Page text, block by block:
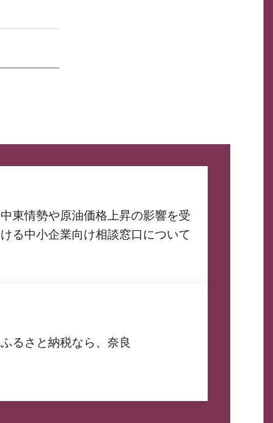
中東情勢や原油価格上昇の影響を受
ける中小企業向け相談窓口について
ふるさと納税なら、奈良